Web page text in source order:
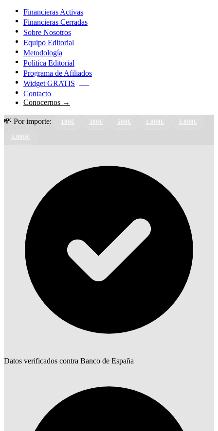
Financieras Activas
Financieras Cerradas
Sobre Nosotros
Equipo Editorial
Metodología
Política Editorial
Programa de Afiliados
Widget GRATIS
Contacto
Conocernos →
💸 Por importe: 100€ 300€ 500€ 1.000€ 3.000€
5.000€
Datos verificados contra Banco de España